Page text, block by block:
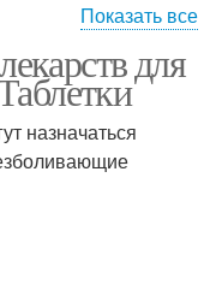
Показать все
для
назначаться